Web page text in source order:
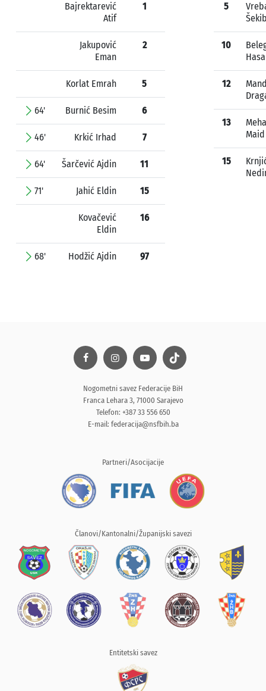
Bajrektarević
Atif
1
Jakupović
Eman
2
Korlat Emrah 5
64' Burnić Besim 6
46' Krkić Irhad 7
64' Šarčević Ajdin 11
71' Jahić Eldin 15
Kovačević
Eldin
16
68' Hodžić Ajdin 97
5
10
12
13
Maid
15
Nogometni savez Federacije BiH
Franca Lehara 3, 71000 Sarajevo
Telefon: +387 33 556 650
E-mail: federacija@nsfbih.ba
Partneri/Asocijacije
Članovi/Kantonalni/Županijski savezi
Entitetski savez